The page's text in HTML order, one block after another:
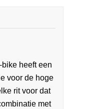
heeft een
voor de hoge
rit voor dat
met